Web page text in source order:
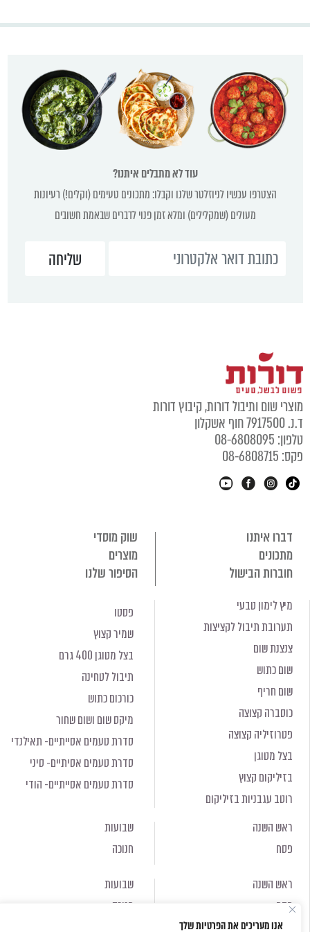
אנו מעריכים את הפרטיות שלך
עוד לא מתבלים איתנו?
הצטרפו עכשיו לניוזלטר שלנו וקבלו: מתכונים טעימים (וקלים!) רעיונות
מעולים (שמקלילים) ומלא זמן פנוי לדברים שבאמת חשובים
שום ותיבול דורות, קיבוץ דורות
חוף אשקלון
08-6808095
08-6808715
דברו איתנו
שוק מוסדי
מתכונים
מוצרים
חוברות הבישול
הסיפור שלנו
מיץ לימון טבעי
תערובת תיבול לקציצות
צנצנת שום
שום כתוש
שום חריף
כוסברה קצוצה
פטרוזיליה קצוצה
בצל מטוגן
בזיליקום קצוץ
רוטב עגבניות בזיליקום
פסטו
שמיר קצוץ
בצל מטוגן 400 גרם
תיבול לטחינה
כורכום כתוש
מיקס שום ושום שחור
סדרת טעמים אסייתיים- תאילנדי
סדרת טעמים אסיתיים- סיני
סדרת טעמים אסייתיים- הודי
ראש השנה
פסח
שבועות
חנוכה
ראש השנה
פסח
שבועות
חנוכה